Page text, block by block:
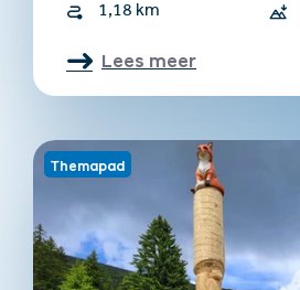
1,18 km
Lees meer
Themapad